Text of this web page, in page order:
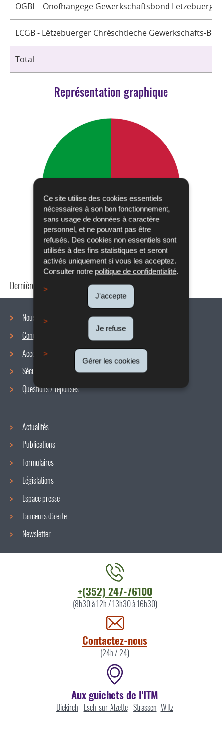
Ce site utilise des cookies essentiels
nécessaires à son bon fonctionnement,
sans usage de données à caractère
personnel, et ne pouvant pas être
refusés. Des cookies non essentiels sont
utilisés à des fins statistiques et seront
activés uniquement si vous les acceptez.
Consulter notre politique de confidentialité.
J'accepte
Je refuse
Gérer les cookies
OGBL - Onofhängege Gewerkschaftsbond
LCGB - Lëtzebuerger Chrëschtleche Gewerkschafts-
Total
Représentation graphique
Dernière mise à jour 22/10/2019
Menu
de
navigation
Nous connaître
Conditions de travail
Accords collectifs
Sécurité / Santé au travail
Questions / réponses
Actualités
Publications
Formulaires
Législations
Espace presse
Lanceurs d'alerte
Newsletter
+(352) 247-76100
(8h30 à 12h / 13h30 à 16h30)
Contactez-nous
(24h / 24)
Aux guichets de l'ITM
Diekirch- Esch-sur-Alzette-Strassen-Wiltz